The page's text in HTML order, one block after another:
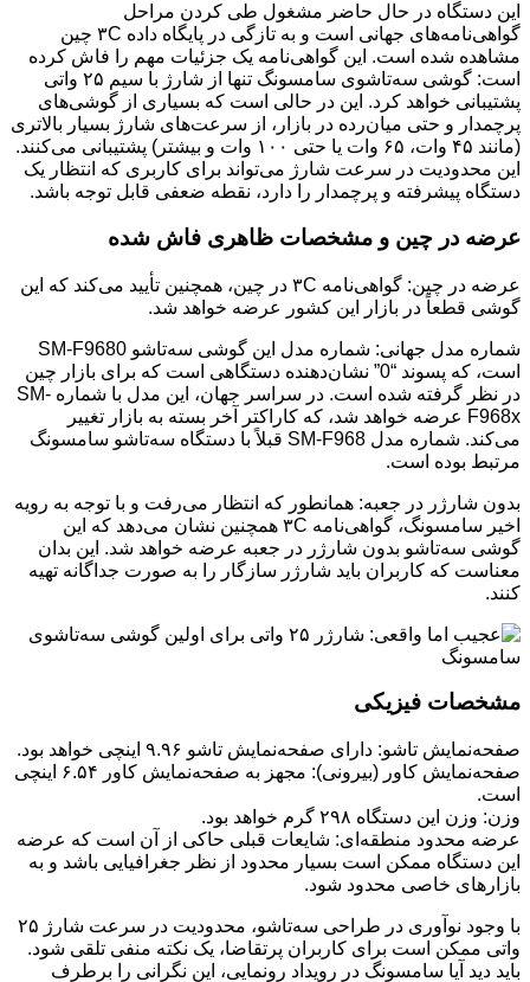
این دستگاه در حال حاضر مشغول طی کردن مراحل
گواهی‌نامه‌های جهانی است و به تازگی در پایگاه داده ۳C چین
مشاهده شده است. این گواهی‌نامه یک جزئیات مهم را فاش کرده
است: گوشی سه‌تاشوی سامسونگ تنها از شارژ با سیم ۲۵ واتی
پشتیبانی خواهد کرد. این در حالی است که بسیاری از گوشی‌های
پرچمدار و حتی میان‌رده در بازار، از سرعت‌های شارژ بسیار بالاتری
(مانند ۴۵ وات، ۶۵ وات یا حتی ۱۰۰ وات و بیشتر) پشتیبانی می‌کنند.
این محدودیت در سرعت شارژ می‌تواند برای کاربری که انتظار یک
دستگاه پیشرفته و پرچمدار را دارد، نقطه ضعفی قابل توجه باشد.
عرضه در چین و مشخصات ظاهری فاش شده
عرضه در چین: گواهی‌نامه ۳C در چین، همچنین تأیید می‌کند که این
گوشی قطعاً در بازار این کشور عرضه خواهد شد.
شماره مدل جهانی: شماره مدل این گوشی سه‌تاشو SM-F9680
است، که پسوند “0” نشان‌دهنده دستگاهی است که برای بازار چین
در نظر گرفته شده است. در سراسر جهان، این مدل با شماره SM-
F968x عرضه خواهد شد، که کاراکتر آخر بسته به بازار تغییر
می‌کند. شماره مدل SM-F968 قبلاً با دستگاه سه‌تاشو سامسونگ
مرتبط بوده است.
بدون شارژر در جعبه: همانطور که انتظار می‌رفت و با توجه به رویه
اخیر سامسونگ، گواهی‌نامه ۳C همچنین نشان می‌دهد که این
گوشی سه‌تاشو بدون شارژر در جعبه عرضه خواهد شد. این بدان
معناست که کاربران باید شارژر سازگار را به صورت جداگانه تهیه
کنند.
مشخصات فیزیکی
صفحه‌نمایش تاشو: دارای صفحه‌نمایش تاشو ۹.۹۶ اینچی خواهد بود.
صفحه‌نمایش کاور (بیرونی): مجهز به صفحه‌نمایش کاور ۶.۵۴ اینچی
است.
وزن: وزن این دستگاه ۲۹۸ گرم خواهد بود.
عرضه محدود منطقه‌ای: شایعات قبلی حاکی از آن است که عرضه
این دستگاه ممکن است بسیار محدود از نظر جغرافیایی باشد و به
بازارهای خاصی محدود شود.
با وجود نوآوری در طراحی سه‌تاشو، محدودیت در سرعت شارژ ۲۵
واتی ممکن است برای کاربران پرتقاضا، یک نکته منفی تلقی شود.
باید دید آیا سامسونگ در رویداد رونمایی، این نگرانی را برطرف